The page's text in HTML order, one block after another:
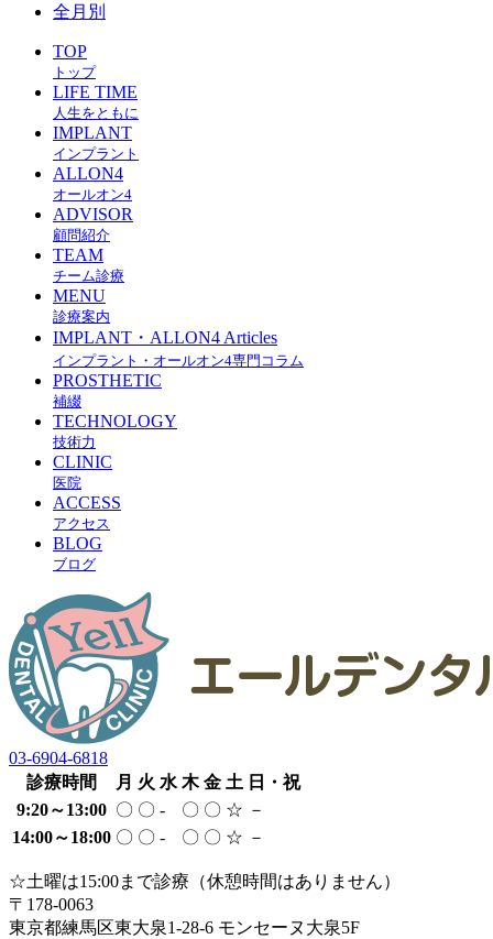
全月別
TOP
トップ
LIFE TIME
人生をともに
IMPLANT
インプラント
ALLON4
オールオン4
ADVISOR
顧問紹介
TEAM
チーム診療
MENU
診療案内
IMPLANT・ALLON4 Articles
インプラント・オールオン4専門コラム
PROSTHETIC
補綴
TECHNOLOGY
技術力
CLINIC
医院
ACCESS
アクセス
BLOG
ブログ
03-6904-6818
診療時間
月 火 水 木 金 土 日・祝
9:20～13:00 〇 〇 - 〇 〇 ☆ －
14:00～18:00 〇 〇 - 〇 〇 ☆ －
☆土曜は15:00まで診療（休憩時間はありません）
〒178-0063
東京都練馬区東大泉1-28-6 モンセーヌ大泉5F